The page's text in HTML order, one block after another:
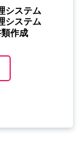
システム
システム
作成